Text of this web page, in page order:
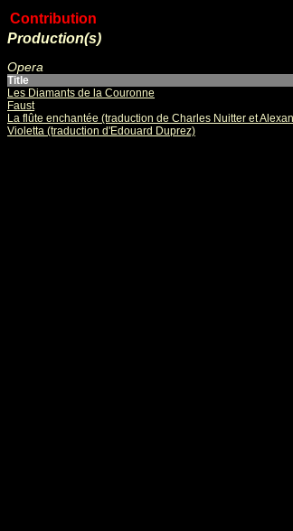
Contribution
Production(s)
Opera
Title
Les Diamants de la Couronne
Faust
La flûte enchantée (traduction de Charles Nuitter et
Violetta (traduction d'Edouard Duprez)